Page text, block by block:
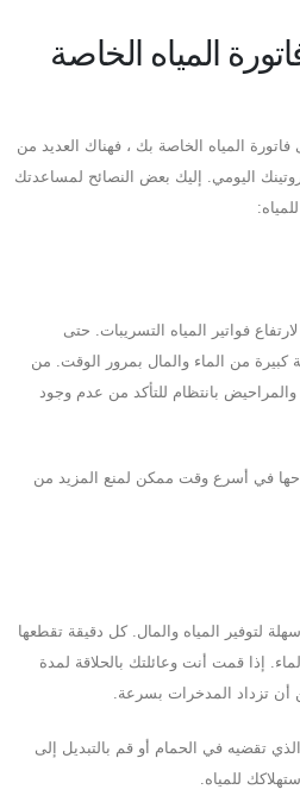
المياه الخاصة
المياه الخاصة بك ، فهناك العديد من
اليومي. إليك بعض النصائح لمساعدتك
فواتير المياه التسريبات. حتى
كبيرة من الماء والمال بمرور الوقت. من
بانتظام للتأكد من عدم وجود
في أسرع وقت ممكن لمنع المزيد من
لتوفير المياه والمال. كل دقيقة تقطعها
جالونات من الماء. إذا قمت أنت وعائلتك بالحلاقة لمدة
أن تزداد المدخرات بسرعة.
تقضيه في الحمام أو قم بالتبديل إلى
للمياه.